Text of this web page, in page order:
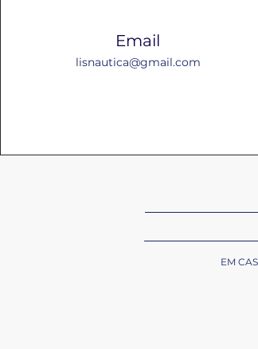
Email
lisnautica@gmail.com
EM